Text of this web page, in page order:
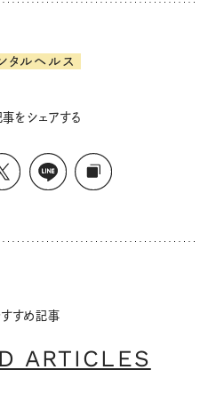
タルヘルス
をシェアする
すめ記事
ARTICLES